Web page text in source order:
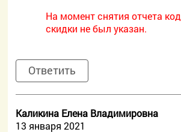
На момент снятия отчета код
скидки не был указан.
Ответить
Каликина Елена Владимировна
13 января 2021